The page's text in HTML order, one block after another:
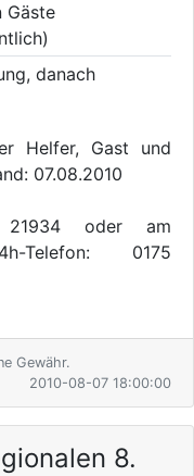
Gäste
danach
Helfer, Gast und
07.08.2010
oder am
Telefon: 0175
Gewähr.
2010-08-07 18:00:00
8.